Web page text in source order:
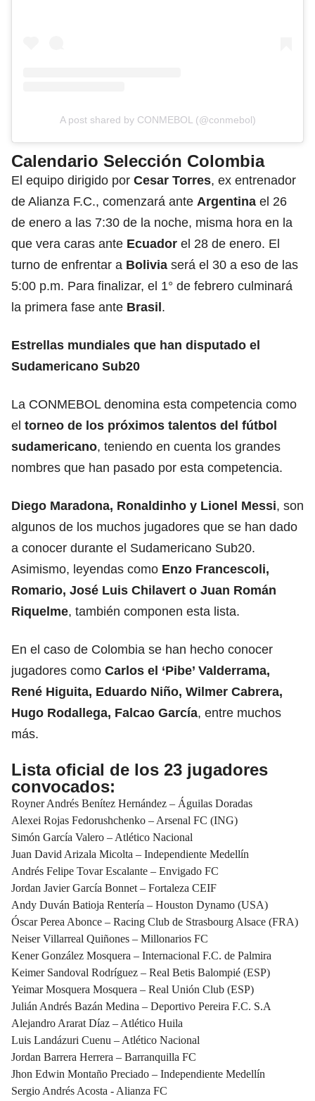
A post shared by CONMEBOL (@conmebol)
Calendario Selección Colombia
El equipo dirigido por Cesar Torres, ex entrenador
de Alianza F.C., comenzará ante Argentina el 26
de enero a las 7:30 de la noche, misma hora en la
que vera caras ante Ecuador el 28 de enero. El
turno de enfrentar a Bolivia será el 30 a eso de las
5:00 p.m. Para finalizar, el 1° de febrero culminará
la primera fase ante Brasil .
Estrellas mundiales que han disputado el
Sudamericano Sub20
La CONMEBOL denomina esta competencia como
el torneo de los próximos talentos del fútbol
sudamericano, teniendo en cuenta los grandes
nombres que han pasado por esta competencia.
Diego Maradona, Ronaldinho y Lionel Messi, son
algunos de los muchos jugadores que se han dado
a conocer durante el Sudamericano Sub20.
Asimismo, leyendas como Enzo Francescoli,
Romario, José Luis Chilavert o Juan Román
Riquelme, también componen esta lista.
En el caso de Colombia se han hecho conocer
jugadores como Carlos el ‘Pibe’ Valderrama,
René Higuita, Eduardo Niño, Wilmer Cabrera,
Hugo Rodallega, Falcao García, entre muchos
más.
Lista oficial de los 23 jugadores
convocados:
Royner Andrés Benítez Hernández – Águilas Doradas
Alexei Rojas Fedorushchenko – Arsenal FC (ING)
Simón García Valero – Atlético Nacional
Juan David Arizala Micolta – Independiente Medellín
Andrés Felipe Tovar Escalante – Envigado FC
Jordan Javier García Bonnet – Fortaleza CEIF
Andy Duván Batioja Rentería – Houston Dynamo (USA)
Óscar Perea Abonce – Racing Club de Strasbourg Alsace (FRA)
Neiser Villarreal Quiñones – Millonarios FC
Kener González Mosquera – Internacional F.C. de Palmira
Keimer Sandoval Rodríguez – Real Betis Balompié (ESP)
Yeimar Mosquera Mosquera – Real Unión Club (ESP)
Julián Andrés Bazán Medina – Deportivo Pereira F.C. S.A
Alejandro Ararat Díaz – Atlético Huila
Luis Landázuri Cuenu – Atlético Nacional
Jordan Barrera Herrera – Barranquilla FC
Jhon Edwin Montaño Preciado – Independiente Medellín
Sergio Andrés Acosta - Alianza FC